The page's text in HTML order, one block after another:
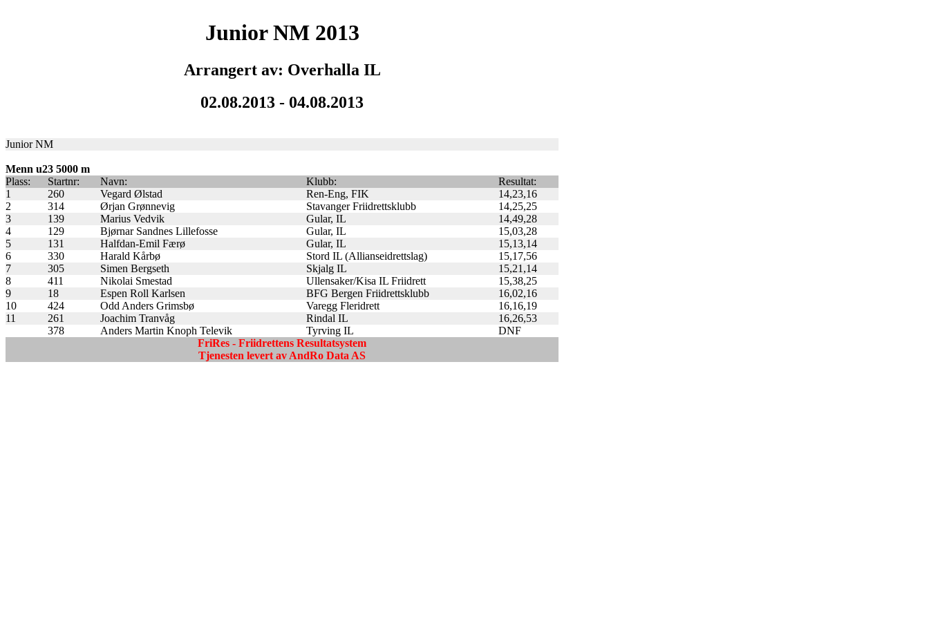
Junior NM 2013
Arrangert av: Overhalla IL
02.08.2013 - 04.08.2013
Junior NM
Menn u23 5000 m
Plass:
Startnr: Navn: Klubb:
Resultat:
1
260 Vegard Ølstad Ren-Eng, FIK
14,23,16
2
314 Ørjan Grønnevig Stavanger Friidrettsklubb
14,25,25
3
139 Marius Vedvik Gular, IL
14,49,28
4
129 Bjørnar Sandnes Lillefosse Gular, IL
15,03,28
5
131 Halfdan-Emil Færø Gular, IL
15,13,14
6
330 Harald Kårbø Stord IL (Allianseidrettslag)
15,17,56
7
305 Simen Bergseth Skjalg IL
15,21,14
8
411 Nikolai Smestad Ullensaker/Kisa IL Friidrett
15,38,25
9
18 Espen Roll Karlsen BFG Bergen Friidrettsklubb
16,02,16
10
424 Odd Anders Grimsbø Varegg Fleridrett
16,16,19
11
261 Joachim Tranvåg Rindal IL
16,26,53
378
Anders Martin Knoph Televik Tyrving IL
DNF
FriRes - Friidrettens Resultatsystem
Tjenesten levert av AndRo Data AS